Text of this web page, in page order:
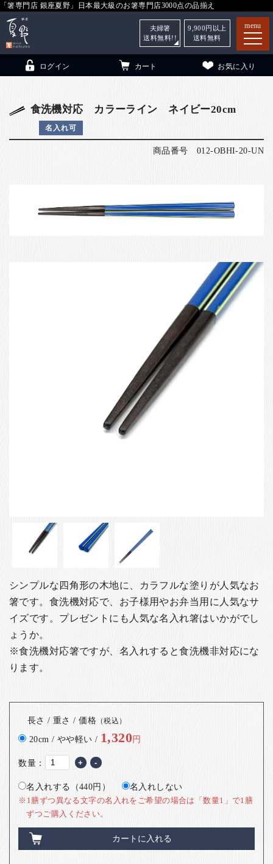
「箸専門店 銀座夏野」日本最大級のお箸専門店3000点の品揃え
menu
箸（贈答用・自宅用）
こども和食器 小夏について
ログイン カート お気に入り
夫婦箸
送料無料!!
9,900 円以上
送料無料
食洗機対応 カラーライン ネイビー20cm
名入れ可
商品番号 012-OBHI-20-UN
シンプルな四角形の木地に、カラフルな塗りが人気なお
箸です。食洗機対応で、お子様用やお弁当用に人気なサ
イズです。 プレゼントにも人気な名入れ箸はいかがでし
ょうか。
※食洗機対応箸ですが、名入れすると食洗機非対応にな
ります。
長さ / 重さ / 価格 （税込）
20cm / やや軽い / 1,320円
数量： + -
名入れする（440円） 名入れしない
※1膳ずつ異なる文字の名入れをご希望の場合は「数量1」で1膳
ずつご購入ください。
カートに入れる